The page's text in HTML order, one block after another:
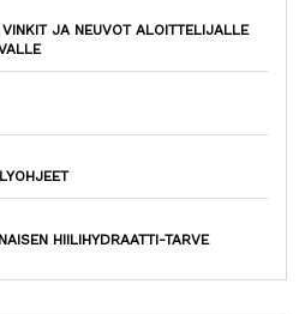
JA NEUVOT ALOITTELIJALLE
HIILIHYDRAATTI-TARVE